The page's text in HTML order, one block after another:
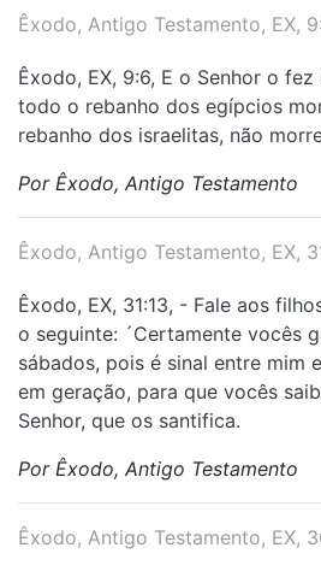
Êxodo, Antigo Testamento, EX,
Êxodo, EX, 9:6, E o Senhor o
todo o rebanho dos egípcios
rebanho dos israelitas, não
Por Êxodo, Antigo Testamento
Êxodo, Antigo Testamento, EX,
Êxodo, EX, 31:13, - Fale aos
o seguinte: ´Certamente vocês
sábados, pois é sinal entre mim
em geração, para que vocês
Senhor, que os santifica.
Por Êxodo, Antigo Testamento
Êxodo, Antigo Testamento, EX,